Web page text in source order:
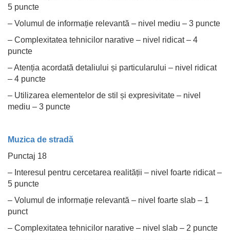
5 puncte
– Volumul de informație relevantă – nivel mediu – 3 puncte
– Complexitatea tehnicilor narative – nivel ridicat – 4
puncte
– Atenția acordată detaliului și particularului – nivel ridicat
– 4 puncte
– Utilizarea elementelor de stil și expresivitate – nivel
mediu – 3 puncte
Muzica de stradă
Punctaj 18
– Interesul pentru cercetarea realității – nivel foarte ridicat –
5 puncte
– Volumul de informație relevantă – nivel foarte slab – 1
punct
– Complexitatea tehnicilor narative – nivel slab – 2 puncte